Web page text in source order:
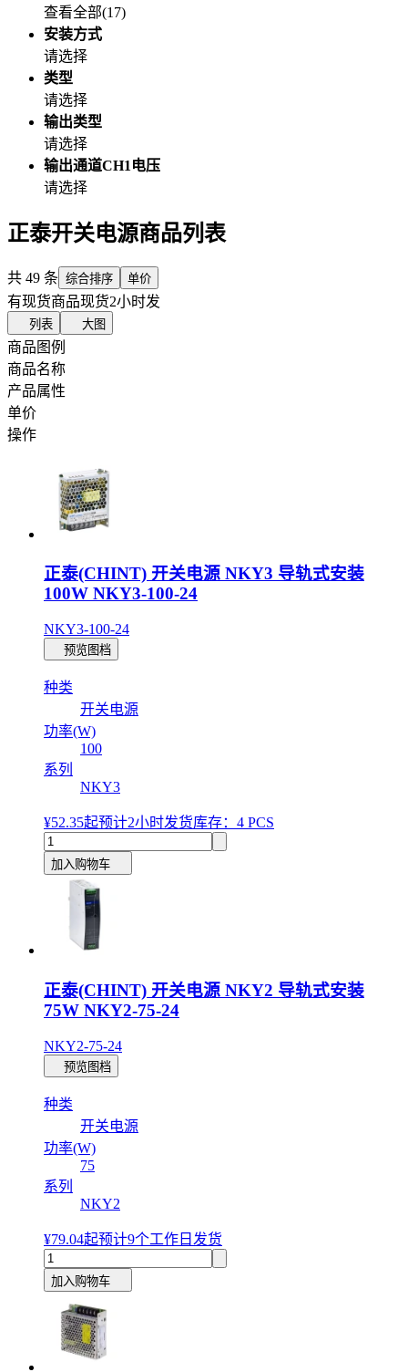
查看全部(17)
安装方式
请选择
类型
请选择
输出类型
请选择
输出通道CH1电压
请选择
正泰开关电源商品列表
共 49 条 综合排序 单价
有现货商品现货2小时发
列表 大图
商品图例
商品名称
产品属性
单价
操作
正泰(CHINT) 开关电源 NKY3 导轨式安装
100W NKY3-100-24
NKY3-100-24
预览图档
种类
开关电源
功率(W)
100
系列
NKY3
¥52.35起预计2小时发货库存：4 PCS
加入购物车
正泰(CHINT) 开关电源 NKY2 导轨式安装
75W NKY2-75-24
NKY2-75-24
预览图档
种类
开关电源
功率(W)
75
系列
NKY2
¥79.04起预计9个工作日发货
加入购物车